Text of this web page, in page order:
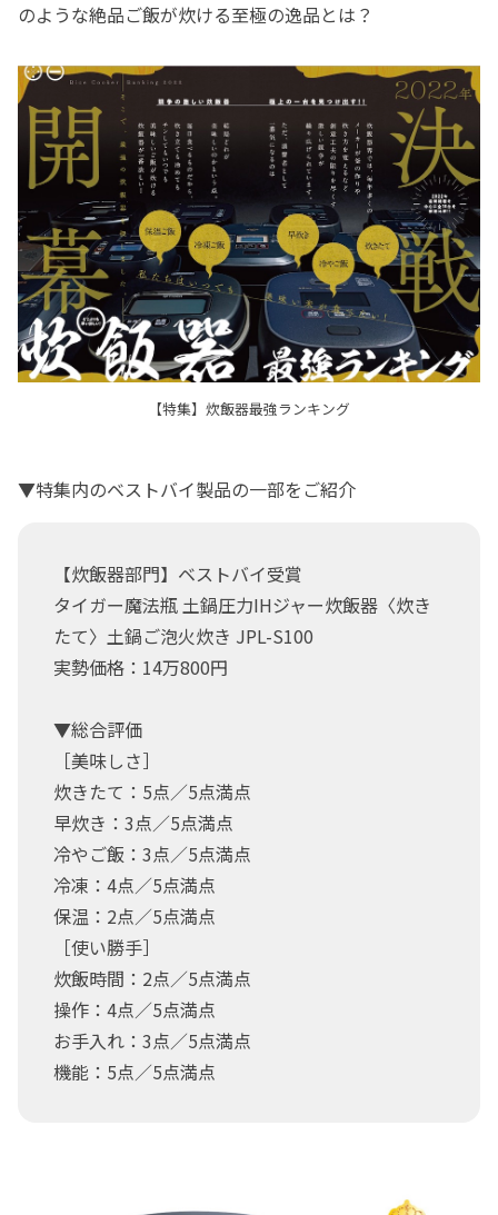
のような絶品ご飯が炊ける至極の逸品とは？
【特集】炊飯器最強ランキング
▼特集内のベストバイ製品の一部をご紹介
【炊飯器部門】ベストバイ受賞
タイガー魔法瓶 土鍋圧力IHジャー炊飯器〈炊き
たて〉土鍋ご泡火炊き JPL-S100
実勢価格：14万800円
▼総合評価
［美味しさ］
炊きたて：5点／5点満点
早炊き：3点／5点満点
冷やご飯：3点／5点満点
冷凍：4点／5点満点
保温：2点／5点満点
［使い勝手］
炊飯時間：2点／5点満点
操作：4点／5点満点
お手入れ：3点／5点満点
機能：5点／5点満点